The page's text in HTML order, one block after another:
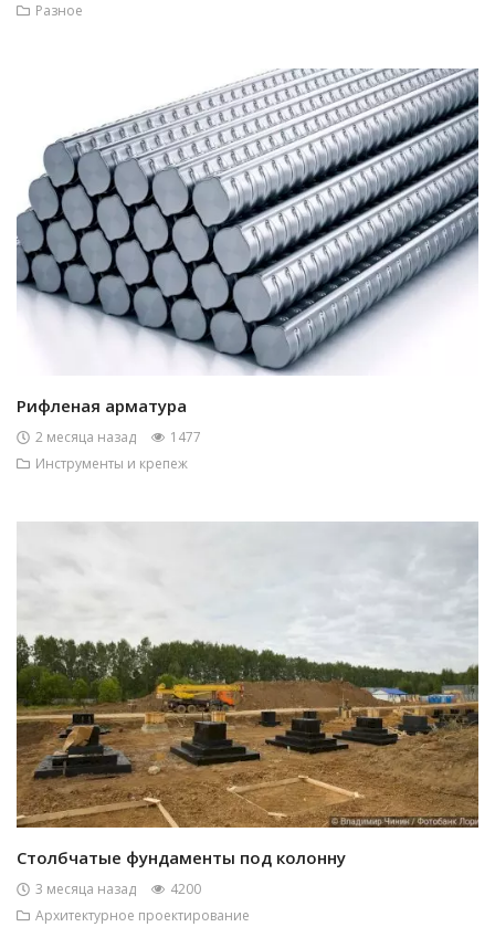
Разное
Рифленая арматура
2 месяца назад
1477
Инструменты и крепеж
Столбчатые фундаменты под колонну
3 месяца назад
4200
Архитектурное проектирование